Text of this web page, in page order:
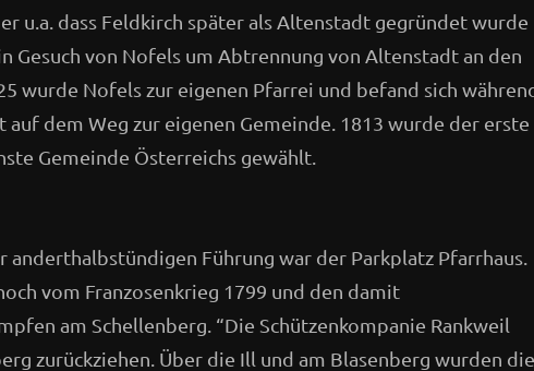
u.a. dass Feldkirch später als Altenstadt gegründet wurde
Gesuch von Nofels um Abtrennung von Altenstadt an den
wurde Nofels zur eigenen Pfarrei und befand sich
auf dem Weg zur eigenen Gemeinde. 1813 wurde der erste
Gemeinde Österreichs gewählt.
anderthalbstündigen Führung war der Parkplatz Pfarrhaus.
vom Franzosenkrieg 1799 und den damit
am Schellenberg. “Die Schützenkompanie Rankweil
zurückziehen. Über die Ill und am Blasenberg wurden die